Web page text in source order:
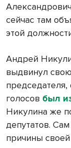
сейчас там
этой
Андрей
выдвинул
голосов был
Никулина же
депутатов.
причины